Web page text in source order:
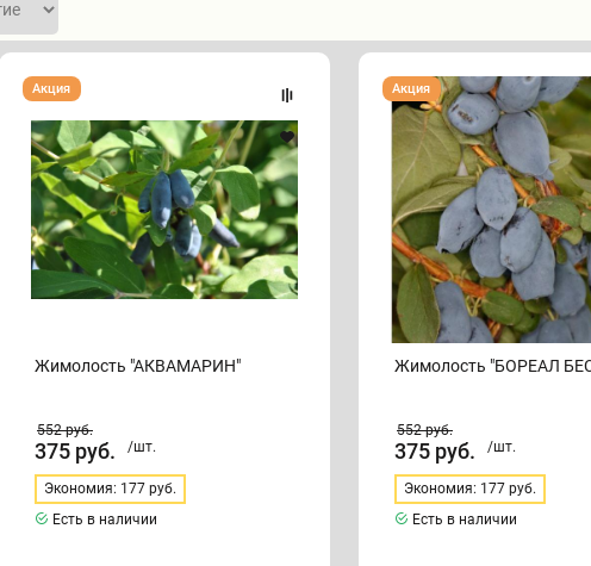
Жимолость
"АКВАМАРИН"
Жимолость "АКВАМАРИН"
Акция
552руб.
375 руб. /шт.
Экономия: 177 руб.
Есть в наличии
Жимолость
"БОРЕАЛ
БЕСТ"
Жимолость "БОРЕАЛ
Акция
552руб.
375 руб. /шт.
Экономия: 177 руб.
Есть в наличии